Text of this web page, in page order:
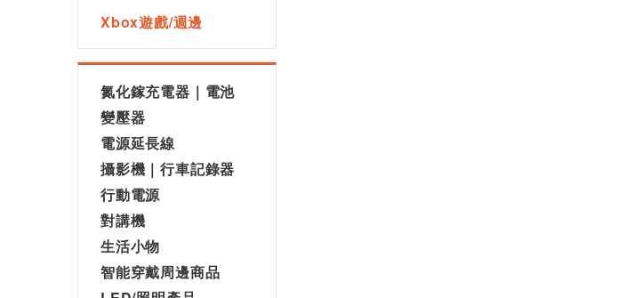
Xbox遊戲/週邊
氮化鎵充電器｜電池
變壓器
電源延長線
攝影機｜行車記錄器
行動電源
對講機
生活小物
智能穿戴周邊商品